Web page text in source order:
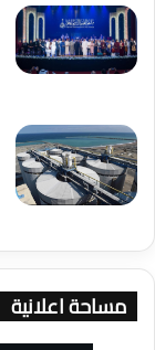
مساحة اعلانية